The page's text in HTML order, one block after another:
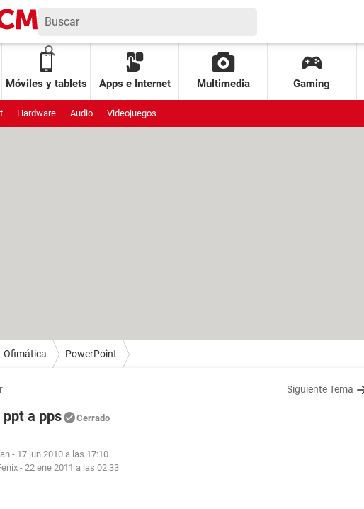
Móviles y tablets Apps e Internet Multimedia Gaming
Hardware Audio Videojuegos
Ofimática PowerPoint
Siguiente Tema
a pps Cerrado
- 17 jun 2010 a las 17:10
- 22 ene 2011 a las 02:33